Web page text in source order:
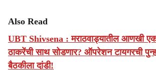
Also Read
UBT Shivsena : मराठवाड्यातील आणखी एक
ठाकरेंची साथ सोडणार? ऑपरेशन टायगरची
बैठकीला दांडी!